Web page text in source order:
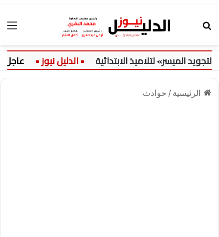
لتلاميذ الابتدائية عاجل:
الرئيسية / حوادث